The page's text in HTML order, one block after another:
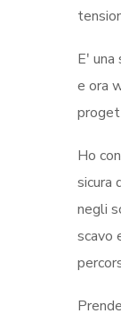
Eʹ
e ora
Ho
sicura
negli
scavo